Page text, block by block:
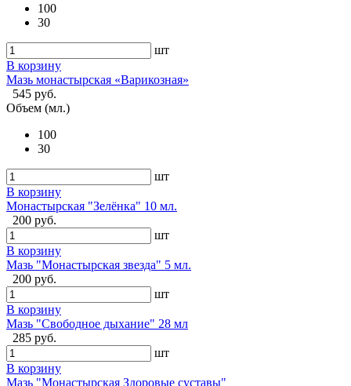
100
30
шт
В корзину
Мазь монастырская «Варикозная»
545 руб.
Объем (мл.)
100
30
шт
В корзину
Монастырская "Зелёнка" 10 мл.
200 руб.
шт
В корзину
Мазь "Монастырская звезда" 5 мл.
200 руб.
шт
В корзину
Мазь "Свободное дыхание" 28 мл
285 руб.
шт
В корзину
Мазь "Монастырская Здоровые суставы"